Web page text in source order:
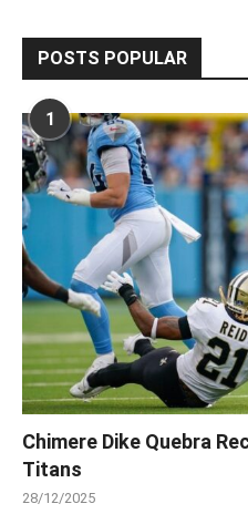
POSTS POPULAR
1
Chimere Dike Quebra
Titans
28/12/2025